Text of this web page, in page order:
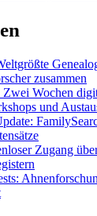
zusammen
Zwei Wochen
und
Zugang